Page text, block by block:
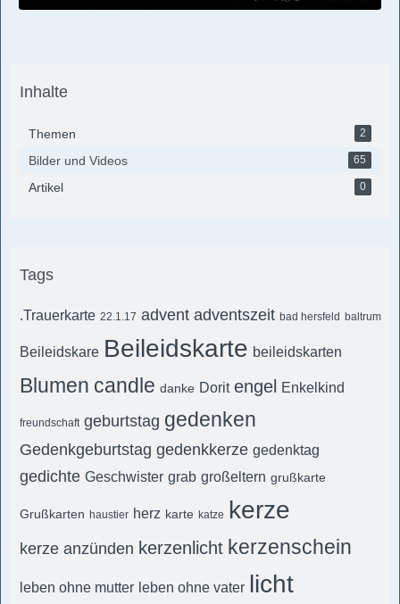
4. April 2021 um 11:09
Inhalte
Themen 2
Bilder und Videos 65
Artikel 0
Tags
.Trauerkarte 22.1.17 advent adventszeit bad hersfeld baltrum
Beileidskare Beileidskarte beileidskarten
Blumen candle danke Dorit engel Enkelkind
freundschaft geburtstag gedenken
Gedenkgeburtstag gedenkkerze gedenktag
gedichte Geschwister grab großeltern grußkarte
Grußkarten haustier herz karte katze kerze
kerze anzünden kerzenlicht kerzenschein
leben ohne mutter leben ohne vater licht